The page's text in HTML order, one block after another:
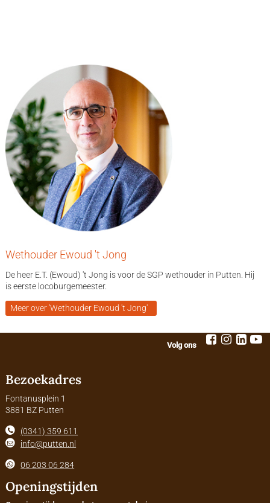
Wethouder Ewoud 't Jong
De heer E.T. (Ewoud) 't Jong is voor de SGP wethouder in Putten. Hij
is eerste locoburgemeester.
Meer over 'Wethouder Ewoud 't Jong'
Volg ons
Bezoekadres
Fontanusplein 1
3881 BZ Putten
(0341) 359 611
info@putten.nl
06 203 06 284
Openingstijden